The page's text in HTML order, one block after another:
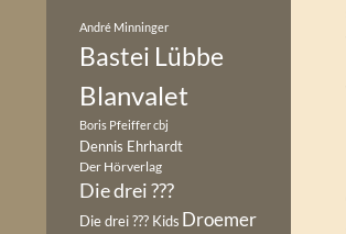
André Minninger
Bastei Lübbe
Blanvalet
Boris Pfeiffercbj
Dennis Ehrhardt
Der Hörverlag
Die drei ???
Die drei ??? Kids Droemer